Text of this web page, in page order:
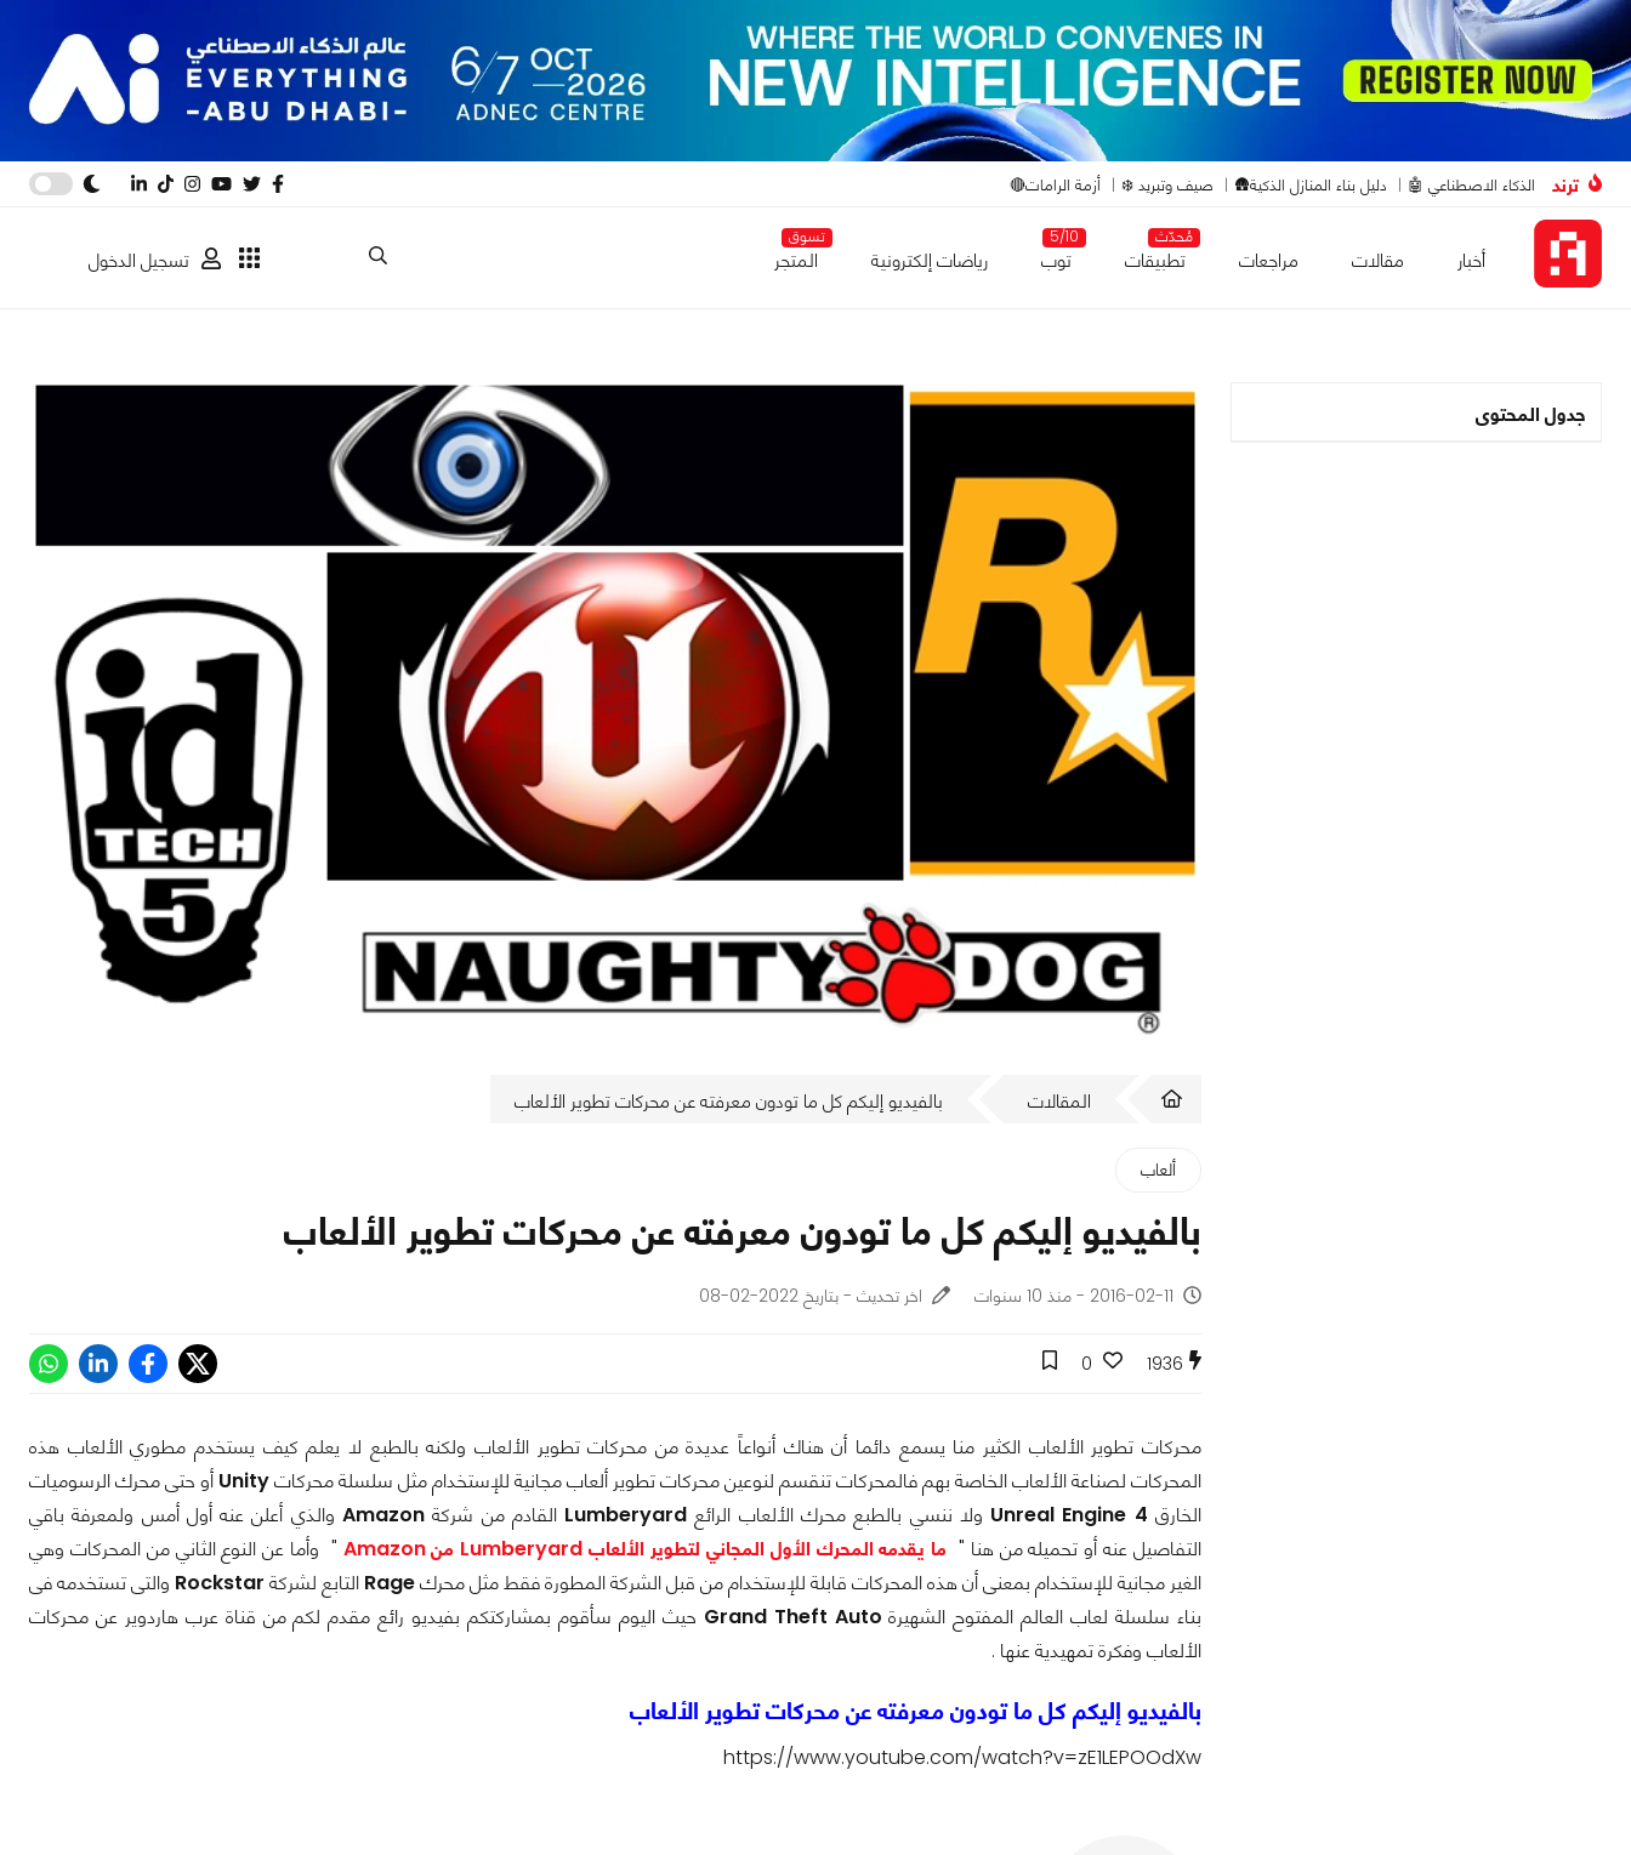
ترند الذكاء الاصطناعي 🤖 دليل بناء المنازل الذكية🛖 صيف وتبريد ❄️ أزمة الرامات🔴
أخبار مقالات مراجعات
مُحدّث
تطبيقات
5/10
توب رياضات إلكترونية
تسوق
المتجر تسجيل الدخول
جدول المحتوى
المقالات بالفيديو إليكم كل ما تودون معرفته عن محركات تطوير الألعاب
ألعاب
بالفيديو إليكم كل ما تودون معرفته عن محركات تطوير الألعاب
2016-02-11 - منذ 10 سنوات اخر تحديث - بتاريخ 2022-02-08
1936
0
محركات تطوير الألعاب الكثير منا يسمع دائما أن هناك أنواعاً عديدة من محركات تطوير الألعاب ولكنه بالطبع لا يعلم كيف يستخدم مطوري الألعاب هذه
المحركات لصناعة الألعاب الخاصة بهم فالمحركات تنقسم لنوعين محركات تطوير ألعاب مجانية للإستخدام مثل سلسلة محركاتUnity أو حتى محرك الرسوميات
الخارق Unreal Engine 4 ولا ننسي بالطبع محرك الألعاب الرائع Lumberyard القادم من شركة Amazon والذي أعلن عنه أول أمس ولمعرفة باقي
التفاصيل عنه أو تحميله من هنا " ما يقدمه المحرك الأول المجاني لتطوير الألعاب Lumberyard من Amazon
" وأما عن النوع الثاني من المحركات وهي
الغير مجانية للإستخدام بمعنى أن هذه المحركات قابلة للإستخدام من قبل الشركة المطورة فقط مثل محركRage التابع لشركة Rockstar والتى تستخدمه فى
بناء سلسلة لعاب العالم المفتوح الشهيرة Grand Theft Auto حيث اليوم سأقوم بمشاركتكم بفيديو رائع مقدم لكم من قناة عرب هاردوير عن محركات
الألعاب وفكرة تمهيدية عنها .
بالفيديو إليكم كل ما تودون معرفته عن محركات تطوير الألعاب
https://www.youtube.com/watch?v=zE1LEPOOdXw